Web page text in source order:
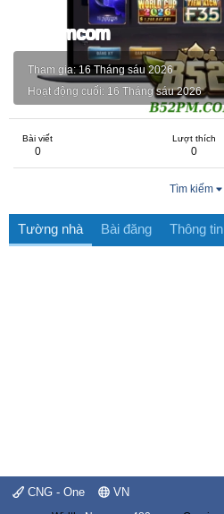
b52pmcom
Tham gia 16 Tháng sáu 2026
Hoạt động cuối 16 Tháng sáu 2026
Bài viết
0
Lượt thích
0
Tìm kiếm
Tường nhà Bài đăng Thông tin
CNG - One VN